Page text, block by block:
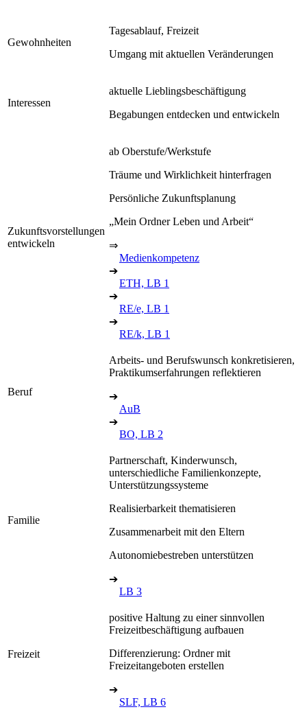
Gewohnheiten
Tagesablauf, Freizeit
Umgang mit aktuellen Veränderungen
Interessen
aktuelle Lieblingsbeschäftigung
Begabungen entdecken und entwickeln
Zukunftsvorstellungen
entwickeln
ab Oberstufe/Werkstufe
Träume und Wirklichkeit hinterfragen
Persönliche Zukunftsplanung
„Mein Ordner Leben und Arbeit“
⇒
Medienkompetenz
➔
ETH, LB 1
➔
RE/e, LB 1
➔
RE/k, LB 1
Beruf
Arbeits- und Berufswunsch konkretisieren,
Praktikumserfahrungen reflektieren
➔
AuB
➔
BO, LB 2
Familie
Partnerschaft, Kinderwunsch,
unterschiedliche Familienkonzepte,
Unterstützungssysteme
Realisierbarkeit thematisieren
Zusammenarbeit mit den Eltern
Autonomiebestreben unterstützen
➔
LB 3
Freizeit
positive Haltung zu einer sinnvollen
Freizeitbeschäftigung aufbauen
Differenzierung: Ordner mit
Freizeitangeboten erstellen
➔
SLF, LB 6